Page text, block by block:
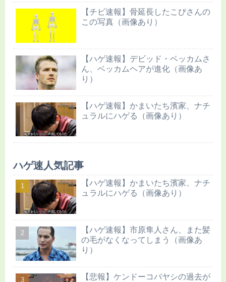
【チビ速報】骨延長したこびさんの
この写真（画像あり）
【ハゲ速報】デビッド・ベッカムさ
ん、ベッカムヘアが進化（画像あ
り）
【ハゲ速報】かまいたち濱家、ナチ
ュラルにハゲる（画像あり）
ハゲ速人気記事
【ハゲ速報】かまいたち濱家、ナチ
ュラルにハゲる（画像あり）
【ハゲ速報】市原隼人さん、また髪
の毛がなくなってしまう（画像あ
り）
【悲報】ケンドーコバヤシの過去が